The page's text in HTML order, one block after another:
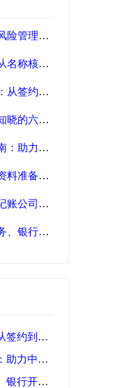
理要点解
核准到税
约到申报
六大注意
力中小企
备到费用
？专业
行开户及
到申报
中小企
开户及